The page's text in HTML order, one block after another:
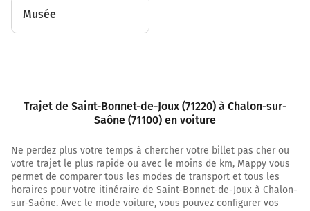
Tourner à droite sur la voie et continuer sur 1 kilomètre
Tourner à droite sur Chemin de la Vierge et continuer
sur 230 mètres
33,3 km
Tourner légèrement à gauche sur Chemin de la Vierge
33,6 km
Musée
Trajet de Saint-Bonnet-de-Joux (71220) à Chalon-sur-
Saône (71100) en voiture
Ne perdez plus votre temps à chercher votre billet pas cher ou
votre trajet le plus rapide ou avec le moins de km, Mappy vous
permet de comparer tous les modes de transport et tous les
horaires pour votre itinéraire de Saint-Bonnet-de-Joux à Chalon-
sur-Saône. Avec le mode voiture, vous pouvez configurer vos